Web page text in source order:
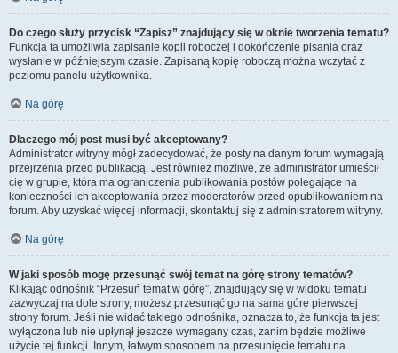
Do czego służy przycisk “Zapisz” znajdujący się w oknie tworzenia tematu?
Funkcja ta umożliwia zapisanie kopii roboczej i dokończenie pisania oraz
wysłanie w późniejszym czasie. Zapisaną kopię roboczą można wczytać z
poziomu panelu użytkownika.
Na górę
Dlaczego mój post musi być akceptowany?
Administrator witryny mógł zadecydować, że posty na danym forum wymagają
przejrzenia przed publikacją. Jest również możliwe, że administrator umieścił
cię w grupie, która ma ograniczenia publikowania postów polegające na
konieczności ich akceptowania przez moderatorów przed opublikowaniem na
forum. Aby uzyskać więcej informacji, skontaktuj się z administratorem witryny.
Na górę
W jaki sposób mogę przesunąć swój temat na górę strony tematów?
Klikając odnośnik “Przesuń temat w górę”, znajdujący się w widoku tematu
zazwyczaj na dole strony, możesz przesunąć go na samą górę pierwszej
strony forum. Jeśli nie widać takiego odnośnika, oznacza to, że funkcja ta jest
wyłączona lub nie upłynął jeszcze wymagany czas, zanim będzie możliwe
użycie tej funkcji. Innym, łatwym sposobem na przesunięcie tematu na